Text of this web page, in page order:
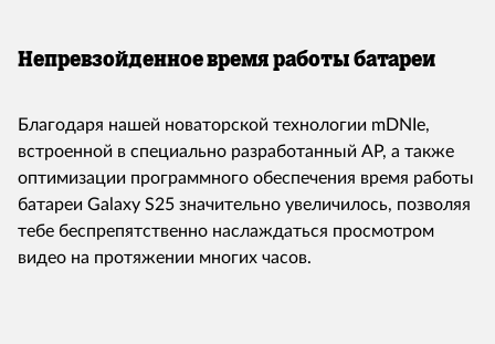
Непревзойденное время работы батареи
Благодаря нашей новаторской технологии mDNIe,
встроенной в специально разработанный AP, а также
оптимизации программного обеспечения время работы
батареи Galaxy S25 значительно увеличилось, позволяя
тебе беспрепятственно наслаждаться просмотром
видео на протяжении многих часов.